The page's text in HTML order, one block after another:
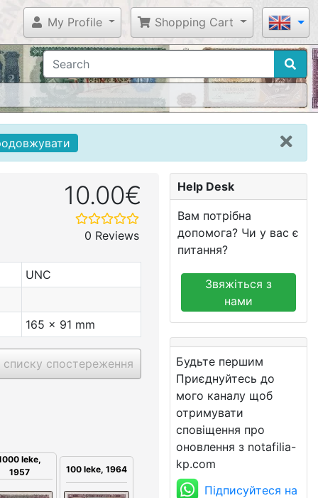
My Profile Shopping Cart
10.00€
0 Reviews
UNC
165 x 91 mm
спостереження
leke,
1957
100 leke, 1964
Help Desk
Вам потрібна
допомога? Чи у вас є
питання?
Звяжіться з
нами
Будьте першим
Приєднуйтесь до
мого каналу щоб
отримувати
сповіщення про
оновлення з notafilia-
kp.com
Підписуйтеся на